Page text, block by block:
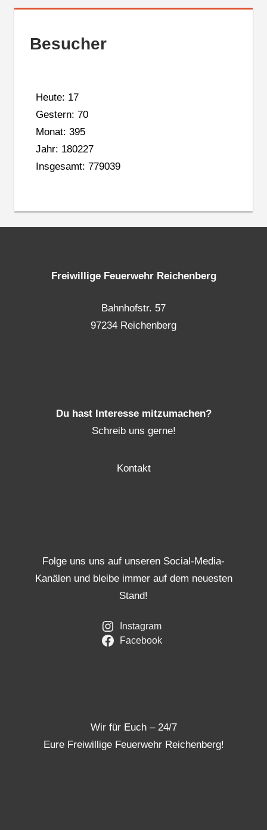
Besucher
Heute: 17
Gestern: 70
Monat: 395
Jahr: 180227
Insgesamt: 779039
Freiwillige Feuerwehr Reichenberg
Bahnhofstr. 57
97234 Reichenberg
Du hast Interesse mitzumachen?
Schreib uns gerne!
Kontakt
Folge uns uns auf unseren Social-Media-
Kanälen und bleibe immer auf dem neuesten
Stand!
Instagram
Facebook
Wir für Euch – 24/7
Eure Freiwillige Feuerwehr Reichenberg!